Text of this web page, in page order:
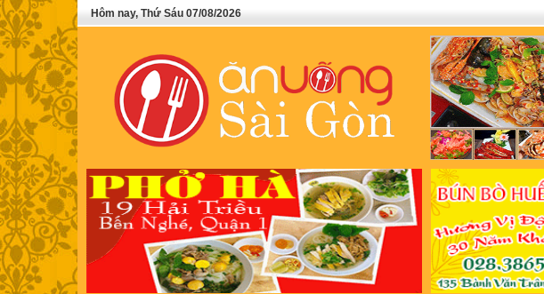
Hôm nay, Thứ Sáu 07/08/2026